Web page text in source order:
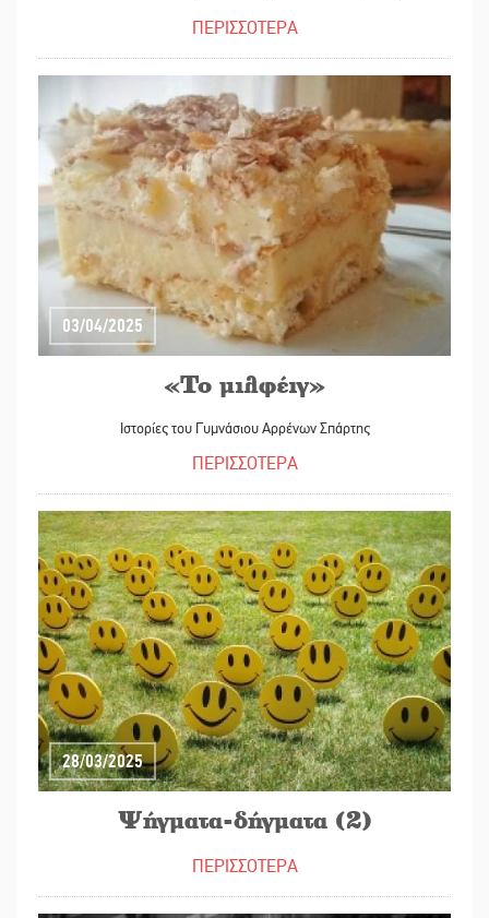
ΠΕΡΙΣΣΟΤΕΡΑ
03/04/2025
«Το μιλφέιγ»
Ιστορίες του Γυμνάσιου Αρρένων Σπάρτης
ΠΕΡΙΣΣΟΤΕΡΑ
28/03/2025
Ψήγματα-δήγματα (2)
ΠΕΡΙΣΣΟΤΕΡΑ